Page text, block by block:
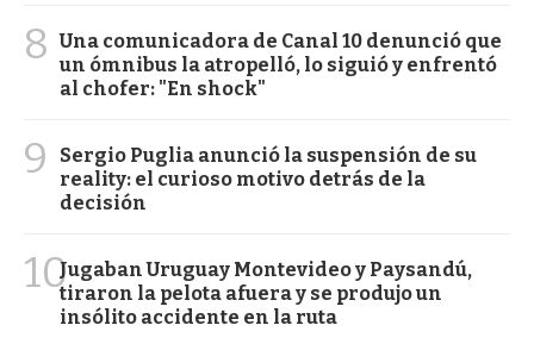
8 Una comunicadora de Canal 10 denunció que
un ómnibus la atropelló, lo siguió y enfrentó
al chofer: "En shock"
9
Sergio Puglia anunció la suspensión de su
reality: el curioso motivo detrás de la
decisión
10Jugaban Uruguay Montevideo y Paysandú,
tiraron la pelota afuera y se produjo un
insólito accidente en la ruta